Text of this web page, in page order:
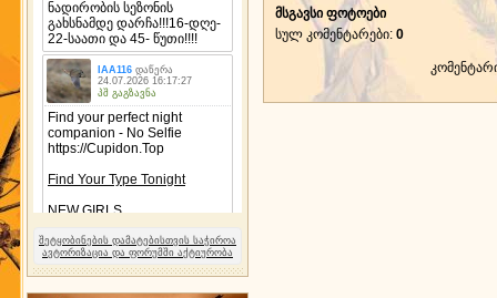
შეტყობინების დამატებისთვის საჭიროა
ავტორიზაცია და ფორუმში აქტიურობა
მსგავსი ფოტოები
სულ კომენტარები: 0